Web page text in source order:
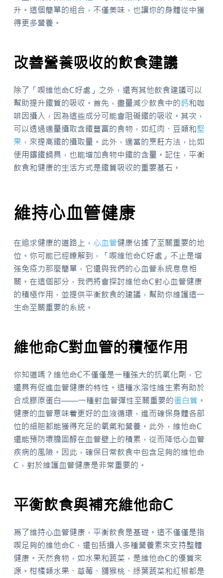
升。這個簡單的組合，不僅美味，也讓你的身體從中獲
得更多營養。
改善營養吸收的飲食建議
除了「喫維他命C好處」之外，還有其他飲食建議可以
幫助提升鐵質的吸收。首先，盡量減少飲食中的鈣和咖
啡因攝入，因為這些成分可能會阻礙鐵的吸收。其次，
可以透過適量攝取含鐵豐富的食物，如紅肉、豆類和堅
果 ，來提高鐵的攝取量。此外，適當的烹飪方法，比如
使用鑄鐵鍋具，也能增加食物中鐵的含量。記住，平衡
飲食和健康的生活方式是鐵質吸收的重要基石。
維持心血管健康
在追求健康的道路上， 心血管健康佔據了至關重要的地
位。你可能已經瞭解到，「喫維他命C好處」不止是增
強免疫力那麼簡單，它還與我們的心血管系統息息相
關。在這個部分，我們將會探討維他命C對心血管健康
的積極作用，並提供平衡飲食的建議，幫助你維護這一
生命至關重要的系統。
維他命C對血管的積極作用
你知道嗎？維他命C不僅僅是一種強大的抗氧化劑，它
還具有促進血管健康的特性。這種水溶性維生素有助於
合成膠原蛋白——一種對血管彈性至關重要的蛋白質 。
健康的血管意味着更好的血液循環，進而確保身體各部
位的細胞都能獲得充足的氧氣和營養。此外，維他命C
還能預防壞膽固醇在血管壁上的積累，從而降低心血管
疾病的風險。因此，確保日常飲食中包含足夠的維他命
C，對於維護血管健康是非常重要的。
平衡飲食與補充維他命C
爲了維持心血管健康，平衡飲食是基礎。這不僅僅是指
喫足夠的維他命C，還包括攝入多種營養素來支持整體
健康。天然食物，如水果和蔬菜，是維他命C的優質來
源。柑橘類水果、草莓、獼猴桃、綠葉蔬菜和紅椒都是